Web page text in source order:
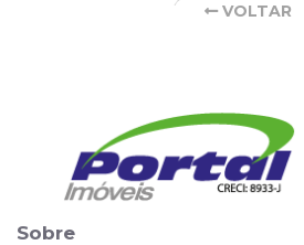
VOLTAR
Sobre